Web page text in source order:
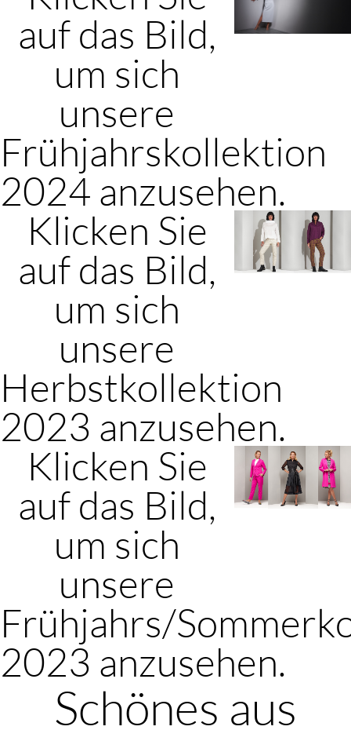
auf das Bild,
um sich
unsere
Frühjahrskollektion
2024 anzusehen.
Klicken Sie
auf das Bild,
um sich
unsere
Herbstkollektion
2023 anzusehen.
Klicken Sie
auf das Bild,
um sich
unsere
Frühjahrs/
2023 anzusehen.
Schönes aus